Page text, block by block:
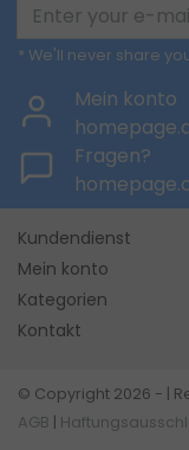
* We'll never share
Mein konto
Fragen?
Kundendienst
Mein konto
Kategorien
Kontakt
© Copyright 2026 - |
AGB